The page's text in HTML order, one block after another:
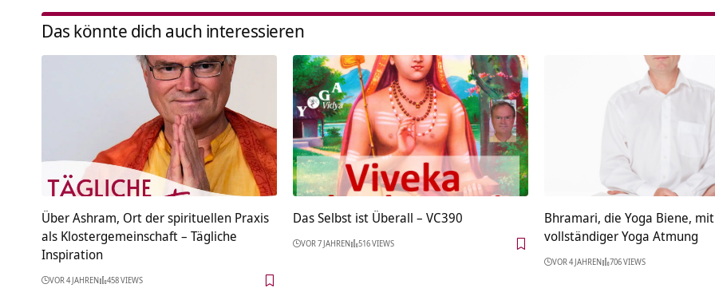
Das könnte dich auch interessieren
Über Ashram, Ort der spirituellen Praxis
als Klostergemeinschaft – Tägliche
Inspiration
VOR 4 JAHREN 458 VIEWS
Das Selbst ist Überall – VC390
VOR 7 JAHREN 516 VIEWS
Bhramari, die Yoga Biene, mit
vollständiger Yoga Atmung
VOR 4 JAHREN 706 VIEWS